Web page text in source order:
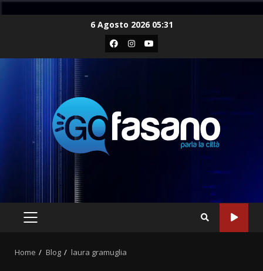
6 Agosto 2026 05:31
Facebook
Instagram
Youtube
PRIMARY
Home Blog laura gramuglia